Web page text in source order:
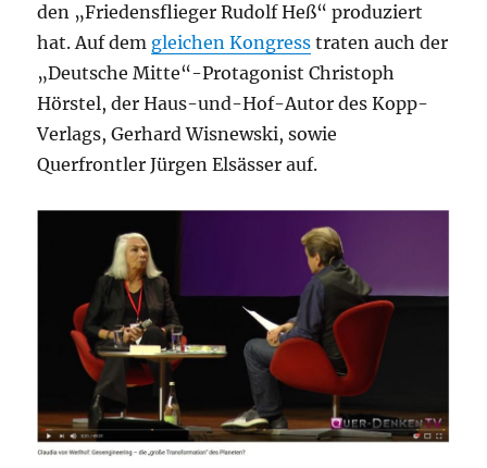
den „Friedensflieger Rudolf Heß“ produziert
hat. Auf dem gleichen Kongress traten auch der
„Deutsche Mitte“-Protagonist Christoph
Hörstel, der Haus-und-Hof-Autor des Kopp-
Verlags, Gerhard Wisnewski, sowie
Querfrontler Jürgen Elsässer auf.